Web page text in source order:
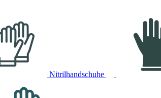
Nitrilhandschuhe